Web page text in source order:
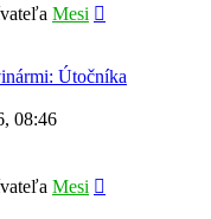
Mesi
Útočníka
08:46
Mesi